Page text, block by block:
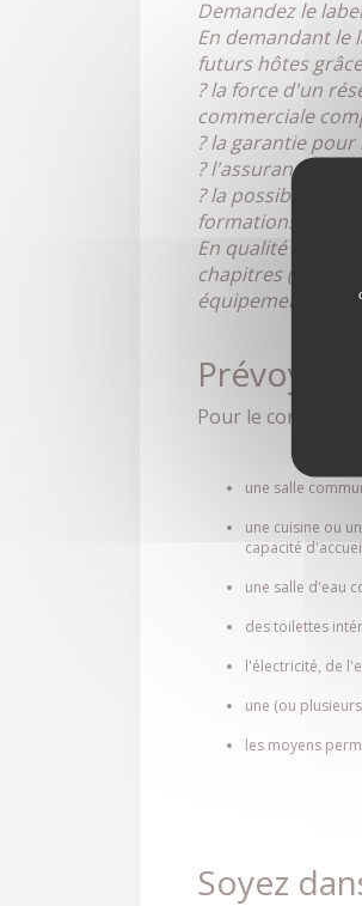
Demandez le
En demandant le
futurs hôtes
? la force d'un
commerciale
? la garantie
? l'assurance de
? la possibilité
formations,
En qualité de
chapitres
équipement par
Prévoyez
Pour le confort
une salle
une cuisine ou
capacité
une salle d'eau
des toilettes
l'électricité, de
une (ou
les moyens
Soyez